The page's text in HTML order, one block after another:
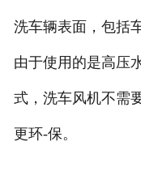
洗车辆表面，包括
由于使用的是高压
式，洗车风机不需
更环-保。